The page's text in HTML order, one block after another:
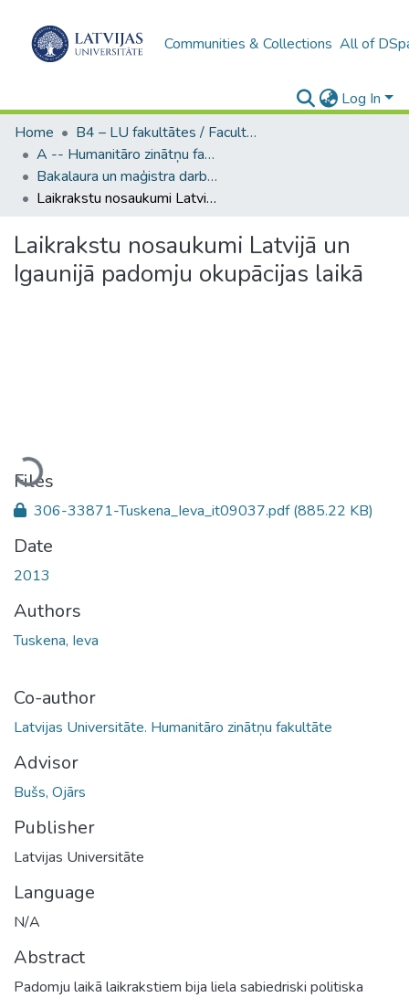
Communities & Collections All of
Log In
Home
B4 – LU fakultātes / Faculties of the UL
A -- Humanitāro zinātņu fakultāte / Faculty of Humanities
Bakalaura un maģistra darbi (HZF) / Bachelor's and Master's theses
Laikrakstu nosaukumi Latvijā un Igaunijā padomju okupācijas laikā
Laikrakstu nosaukumi Latvijā un
Igaunijā padomju okupācijas laikā
Loading...
Files
306-33871-Tuskena_Ieva_it09037.pdf(885.22 KB)
Date
2013
Authors
Tuskena, Ieva
Co-author
Latvijas Universitāte. Humanitāro zinātņu fakultāte
Advisor
Bušs, Ojārs
Publisher
Latvijas Universitāte
Language
N/A
Abstract
Padomju laikā laikrakstiem bija liela sabiedriski politiska